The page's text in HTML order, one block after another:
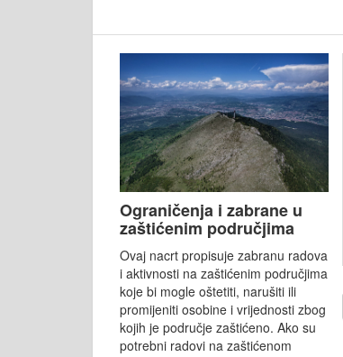
Ograničenja i zabrane u
zaštićenim područjima
Ovaj nacrt propisuje zabranu radova
i aktivnosti na zaštićenim područjima
koje bi mogle oštetiti, narušiti ili
promijeniti osobine i vrijednosti zbog
kojih je područje zaštićeno. Ako su
potrebni radovi na zaštićenom